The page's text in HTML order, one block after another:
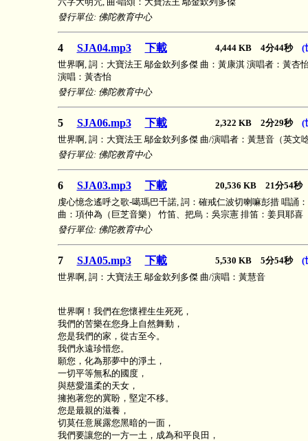
發行單位: 佛陀教育中心
4 SJA04.mp3 下載 4,444 KB 4分44秒 (
世界啊, 詞：大寶法王 鄔金欽列多傑 曲：黃康淇 演唱者：黃杏
演唱：黃杏怡
發行單位: 佛陀教育中心
5 SJA06.mp3 下載 2,322 KB 2分29秒 (
世界啊, 詞：大寶法王 鄔金欽列多傑 曲/演唱者：黃慧音（英文
發行單位: 佛陀教育中心
6 SJA03.mp3 下載
20,536 KB 21分54
虔心憶念遙呼之歌-噶瑪巴千諾, 詞：確戒仁波切喇嘛彭措 唱誦
曲：項仲為（巨芝音樂） 竹笛、把烏：吳宗憲 排笛：姜貝耶喜
發行單位: 佛陀教育中心
7 SJA05.mp3 下載 5,530 KB 5分54秒 (
世界啊, 詞：大寶法王 鄔金欽列多傑 曲/演唱：黃慧音
世界啊！我們在您懷裡生生死死，
我們的苦樂在您身上自然舞動，
您是我們的家，從古至今。
我們永遠珍惜您。
願您，化為那夢中的淨土，
一切平等無私的國度，
與慈愛溫柔的天女，
擁抱著您的冀盼，堅定不移。
您是最親的滋養，
切莫任意展露您黑暗的一面，
我們要讓您的一方一土，成為和平良田，